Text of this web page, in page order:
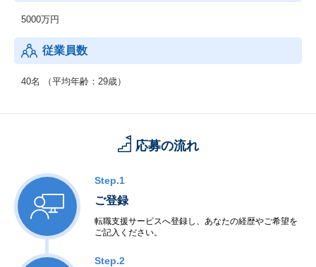
5000万円
従業員数
40名 （平均年齢：29歳）
応募の流れ
Step.1
ご登録
転職支援サービスへ登録し、あなたの経歴やご希望を
ご記入ください。
Step.2